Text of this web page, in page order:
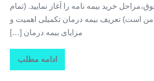
خرید بیمه نامه را آغاز نمایید. (تمام
من است) تعریف بیمه درمان تکمیلی اهمیت و
مزایای بیمه درمان […]
ادامه مطلب
تاراز
بیمه